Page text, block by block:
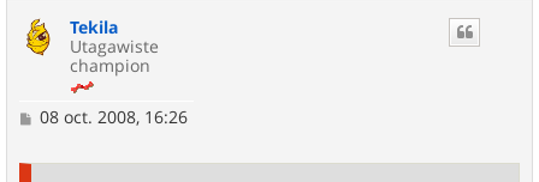
Tekila
Utagawiste
champion
M
08 oct. 2008, 16:26